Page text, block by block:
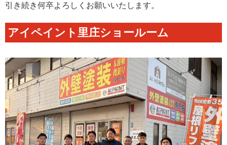
引き続き何卒よろしくお願いいたします。
アイペイント里庄ショールーム